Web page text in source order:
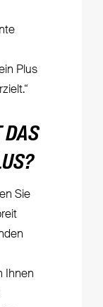
Plus
DAS
Sie
Ihnen